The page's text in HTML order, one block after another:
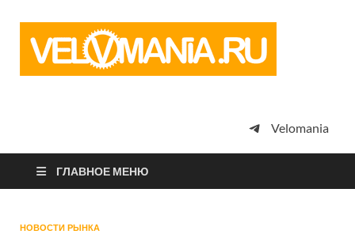
просто
Velomania
ГЛАВНОЕ МЕНЮ
НОВОСТИ РЫНКА